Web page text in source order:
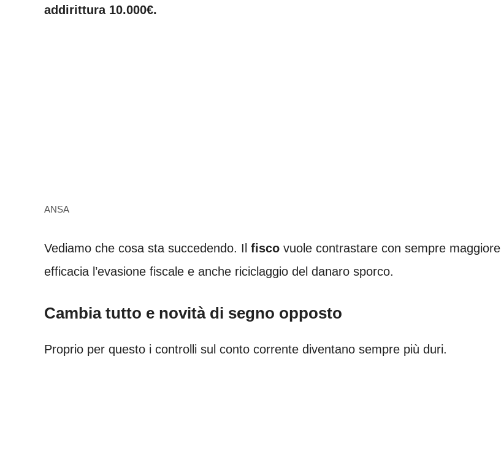
addirittura 10.000€.
ANSA
Vediamo che cosa sta succedendo. Il fisco vuole contrastare con sempre maggiore
efficacia l’evasione fiscale e anche riciclaggio del danaro sporco.
Cambia tutto e novità di segno opposto
Proprio per questo i controlli sul conto corrente diventano sempre più duri.